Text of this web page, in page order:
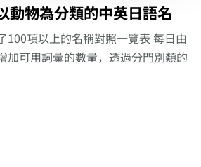
動物為分類的中英日語名
100項以上的名稱對照一覽表 每日由
加可用詞彙的數量，透過分門別類的